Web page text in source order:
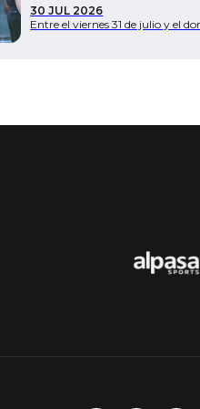
30 JUL 2026
Entre el viernes 31 de julio y el